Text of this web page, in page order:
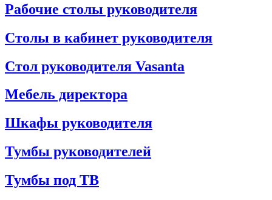
Рабочие столы руководителя
Столы в кабинет руководителя
Стол руководителя Vasanta
Мебель директора
Шкафы руководителя
Тумбы руководителей
Тумбы под ТВ